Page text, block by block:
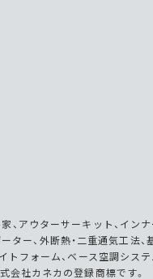
アウターサーキット、イン
ター、外断熱・二重通気工法
フォーム、ベース空調システ
会社カネカの登録商標です。